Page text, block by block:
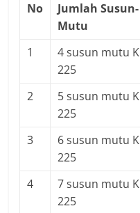
No
Jumlah Susun-
Mutu
1
4 susun mutu K
225
2
5 susun mutu K
225
3
6 susun mutu K
225
4
7 susun mutu K
225